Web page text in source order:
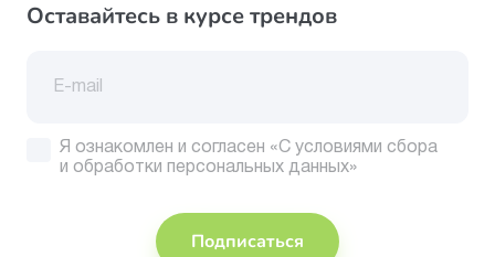
Оставайтесь в курсе трендов
Я ознакомлен и согласен «С условиями сбора
и обработки персональных данных»
Подписаться